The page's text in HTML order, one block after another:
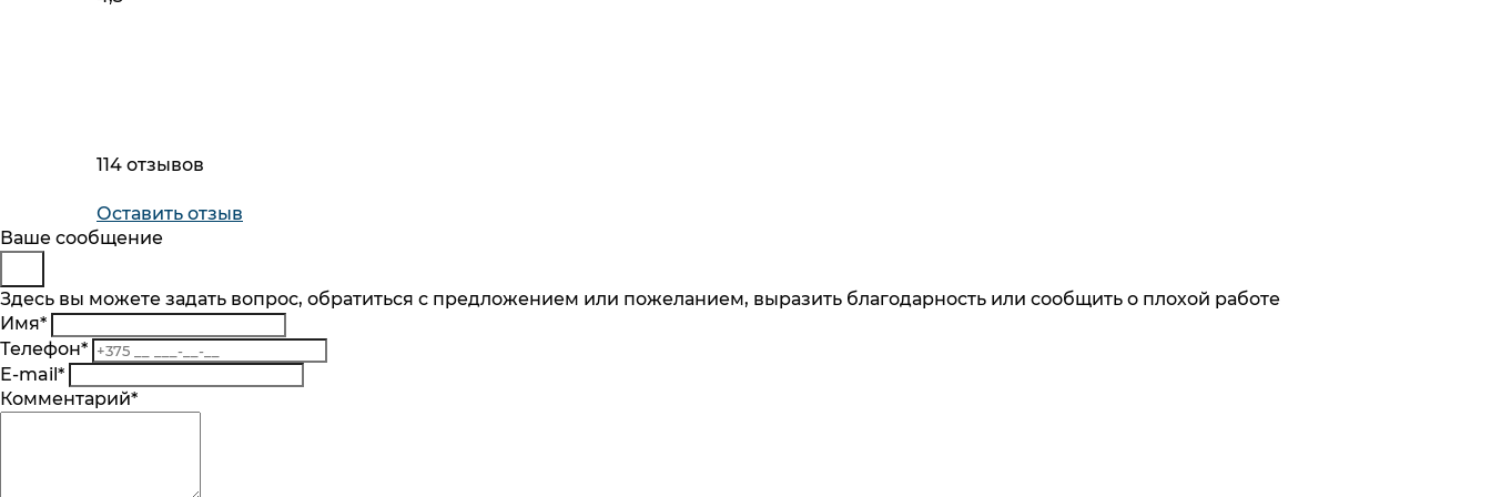
114 отзывов
Оставить отзыв
Будьте в курсе
Подпишитесь на последние обновления и узнавайте о новинках и специальных предложениях первыми
Я согласен на обработку
механизмом их реализации, последствиями дачи согласия
Заказ обратного звонка
Представьтесь
Телефон
Комментарий
Ваше сообщение
Здесь вы можете задать вопрос, обратиться с предложением или пожеланием, выразить благодарность или сообщить о плохой работе
Имя*
Телефон*
E-mail*
Комментарий*